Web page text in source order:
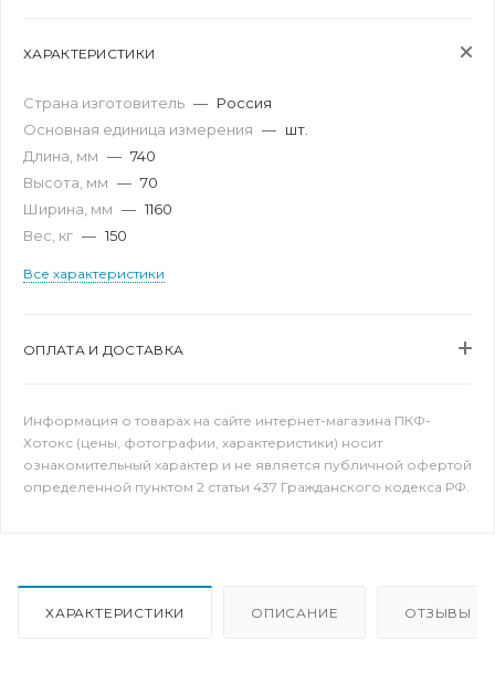
ХАРАКТЕРИСТИКИ
Страна изготовитель — Россия
Основная единица измерения — шт.
Длина, мм — 740
Высота, мм — 70
Ширина, мм — 1160
Вес, кг — 150
Все характеристики
ОПЛАТА И ДОСТАВКА
Информация о товарах на сайте интернет-магазина ПКФ-
Хотокс (цены, фотографии, характеристики) носит
ознакомительный характер и не является публичной офертой
определенной пунктом 2 статьи 437 Гражданского кодекса РФ.
ХАРАКТЕРИСТИКИ ОПИСАНИЕ ОТЗЫВЫ